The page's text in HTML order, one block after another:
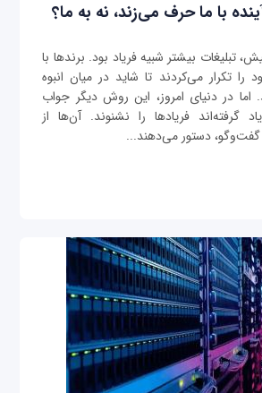
با ما حرف می‌زند، نه به ما؟
تبلیغات بیشتر شبیه فریاد بود. برندها با
را تکرار می‌کردند تا شاید در میان انبوه
اما در دنیای امروز، این روش دیگر جواب
گرفته‌اند فریادها را نشنوند. آن‌ها از
گفت‌وگو، دستور می‌دهند...